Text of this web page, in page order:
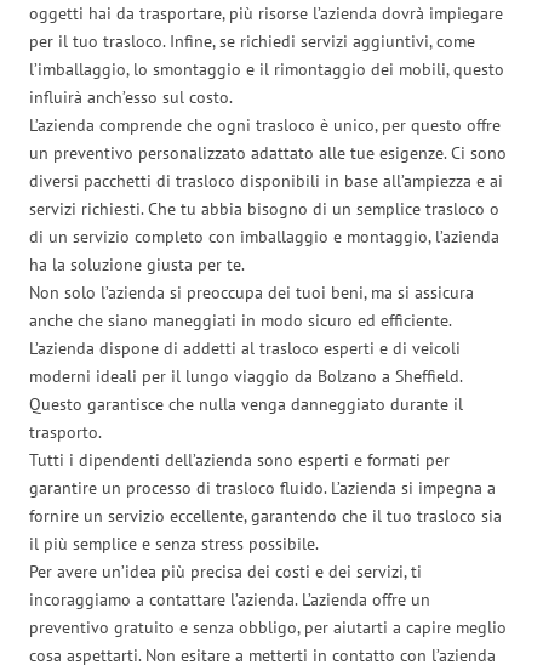
oggetti hai da trasportare, più risorse l’azienda dovrà impiegare
per il tuo trasloco. Infine, se richiedi servizi aggiuntivi, come
l’imballaggio, lo smontaggio e il rimontaggio dei mobili, questo
influirà anch’esso sul costo.
L’azienda comprende che ogni trasloco è unico, per questo offre
un preventivo personalizzato adattato alle tue esigenze. Ci sono
diversi pacchetti di trasloco disponibili in base all’ampiezza e ai
servizi richiesti. Che tu abbia bisogno di un semplice trasloco o
di un servizio completo con imballaggio e montaggio, l’azienda
ha la soluzione giusta per te.
Non solo l’azienda si preoccupa dei tuoi beni, ma si assicura
anche che siano maneggiati in modo sicuro ed efficiente.
L’azienda dispone di addetti al trasloco esperti e di veicoli
moderni ideali per il lungo viaggio da Bolzano a Sheffield.
Questo garantisce che nulla venga danneggiato durante il
trasporto.
Tutti i dipendenti dell’azienda sono esperti e formati per
garantire un processo di trasloco fluido. L’azienda si impegna a
fornire un servizio eccellente, garantendo che il tuo trasloco sia
il più semplice e senza stress possibile.
Per avere un’idea più precisa dei costi e dei servizi, ti
incoraggiamo a contattare l’azienda. L’azienda offre un
preventivo gratuito e senza obbligo, per aiutarti a capire meglio
cosa aspettarti. Non esitare a metterti in contatto con l’azienda